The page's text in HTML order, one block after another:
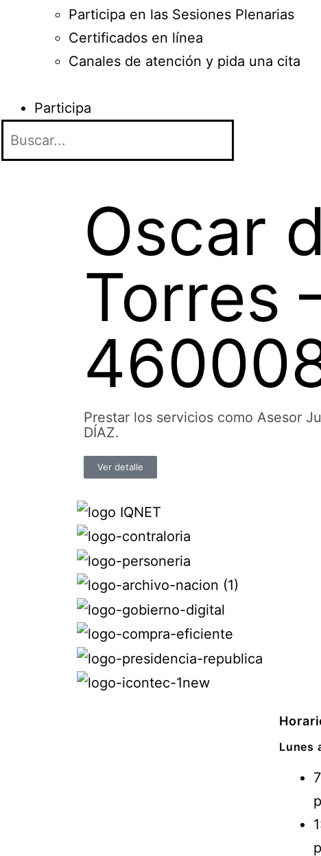
Participa en las Sesiones Plenarias
Certificados en línea
Canales de atención y pida una cita
Participa
Oscar
Torres
Prestar los servicios como Asesor
DÍAZ.
Ver detalle
Lunes